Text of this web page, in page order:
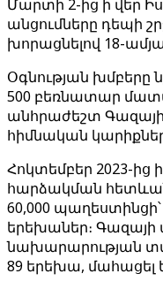
Մարտի 2-ից ի վեր
անցումները դեպի
խորացնելով 18-
Օգնության խմբերը
500 բեռնատար
անհրաժեշտ Գազայի
հիմնական
Հոկտեմբեր 2023-ից
հարձակման
60,000
երեխաներ։
նախարարության
89 երեխա, մահացել